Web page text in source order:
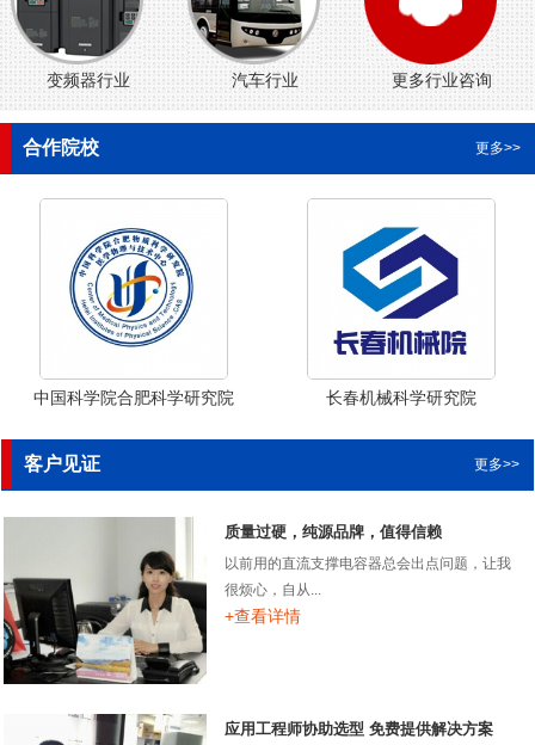
变频器行业 汽车行业 更多行业咨询
合作院校 更多>>
中国科学院合肥科学研究院 长春机械科学研究院
客户见证 更多>>
质量过硬，纯源品牌，值得信赖
以前用的直流支撑电容器总会出点问题，让我
很烦心，自从...
+查看详情
应用工程师协助选型 免费提供解决方案